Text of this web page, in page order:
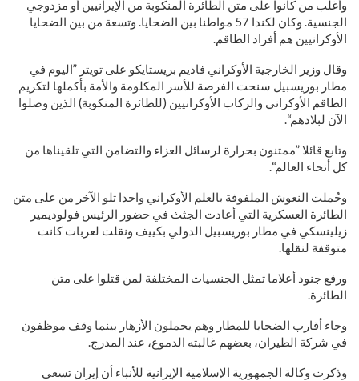
وأغلب من كانوا على متن الطائرة المنكوبة من الإيرانيين أو مزدوجي
الجنسية. وكان لكندا 57 مواطنا بين الضحايا. وتسعة من بين الضحايا
الأوكرانيين هم أفراد الطاقم.
وقال وزير الخارجية الأوكراني فاديم بريستايكو على تويتر ”اليوم في
مطار بوريسبيل سنحت الفرصة للأسر المكلومة والأمة بأكملها لتكريم
الطاقم الأوكراني والركاب الأوكرانيين (للطائرة المنكوبة) الذين وصلوا
الآن لبلادهم“.
وتابع قائلا ”ممتنون بحرارة لرسائل العزاء والتضامن التي تلقيناها من
كل أنحاء العالم“.
وحُملت النعوش الملفوفة بالعلم الأوكراني واحدا تلو الآخر من على متن
الطائرة العسكرية التي أعادت الجثث في حضور الرئيس فولوديمير
زيلينسكي في مطار بوريسبيل الدولي بكييف ونقلت لعربات كانت
متوقفة لنقلها.
ورفع جنود أعلاما تمثل الجنسيات المختلفة لمن قتلوا على متن
الطائرة.
وجاء أقارب الضحايا للمطار وهم يحملون الأزهار بينما وقف موظفون
في شركة الطيران، بعضهم غالبته الدموع، عند المدرج.
وذكرت وكالة الجمهورية الإسلامية الإيرانية للأنباء أن إيران تسعى